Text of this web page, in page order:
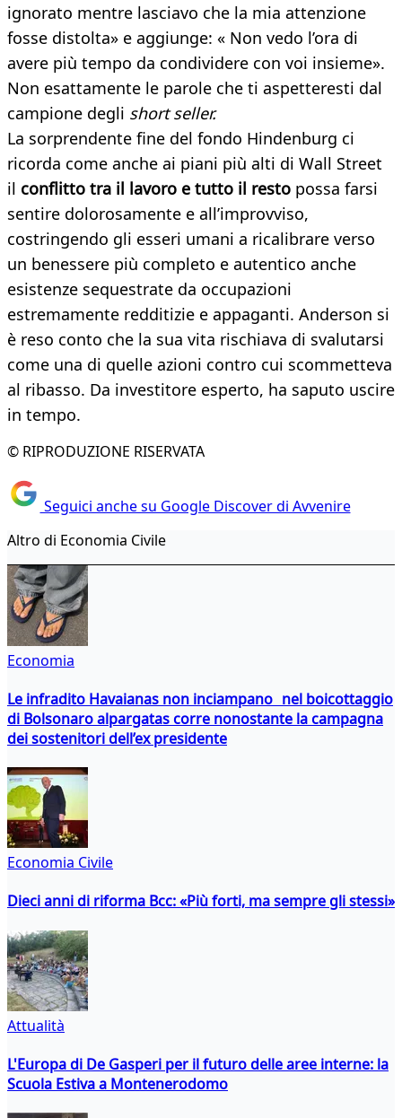
ignorato mentre lasciavo che la mia attenzione
fosse distolta» e aggiunge: « Non vedo l’ora di
avere più tempo da condividere con voi insieme».
Non esattamente le parole che ti aspetteresti dal
campione degli short seller.
La sorprendente fine del fondo Hindenburg ci
ricorda come anche ai piani più alti di Wall Street
il conflitto tra il lavoro e tutto il resto possa farsi
sentire dolorosamente e all’improvviso,
costringendo gli esseri umani a ricalibrare verso
un benessere più completo e autentico anche
esistenze sequestrate da occupazioni
estremamente redditizie e appaganti. Anderson si
è reso conto che la sua vita rischiava di svalutarsi
come una di quelle azioni contro cui scommetteva
al ribasso. Da investitore esperto, ha saputo uscire
in tempo.
© RIPRODUZIONE RISERVATA
Seguici anche su Google Discover di Avvenire
Altro di Economia Civile
Economia
Le infradito Havaianas non inciampano nel boicottaggio
di Bolsonaro alpargatas corre nonostante la campagna
dei sostenitori dell’ex presidente
Economia Civile
Dieci anni di riforma Bcc: «Più forti, ma sempre gli stessi»
Attualità
L'Europa di De Gasperi per il futuro delle aree interne: la
Scuola Estiva a Montenerodomo